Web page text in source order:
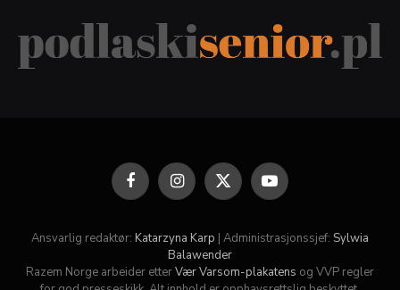
FacebookInstagram
X
(Twitter)
YouTube
Ansvarlig redaktør: Katarzyna Karp | Administrasjonssjef: Sylwia
Balawender
Razem Norge arbeider etterVær Varsom-plakatens og VVP regler